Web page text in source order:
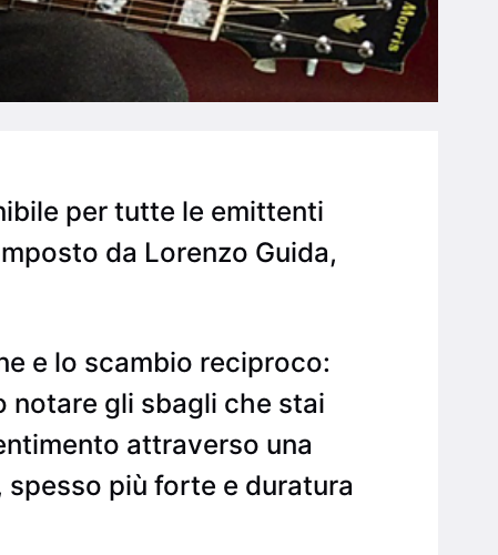
per tutte le emittenti
da Lorenzo Guida,
e lo scambio reciproco:
notare gli sbagli che stai
attraverso una
spesso più forte e duratura